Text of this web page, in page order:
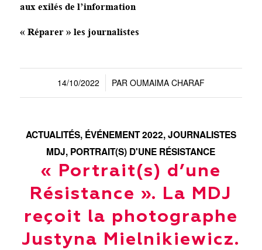
aux exilés de l’information
« Réparer » les journalistes
14/10/2022
/ PAR OUMAIMA CHARAF
ACTUALITÉS, ÉVÉNEMENT 2022,JOURNALISTES
MDJ, PORTRAIT(S) D'UNE RÉSISTANCE
« Portrait(s) d’une
Résistance ». La MDJ
reçoit la photographe
Justyna Mielnikiewicz.